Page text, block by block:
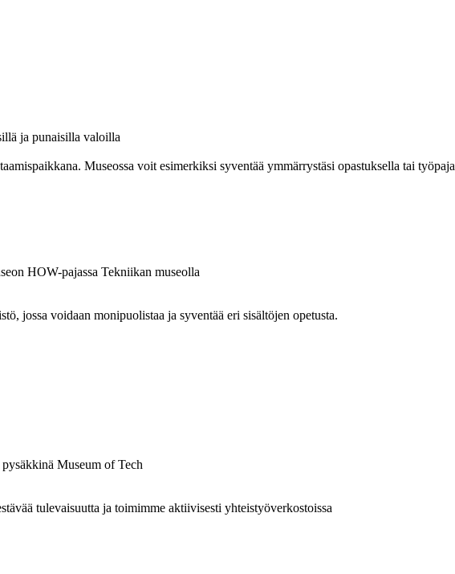
Museossa voit esimerkiksi syventää ymmärrystäsi opastuksella tai
jossa voidaan monipuolistaa ja syventää eri sisältöjen opetusta.
tulevaisuutta ja toimimme aktiivisesti yhteistyöverkostoissa